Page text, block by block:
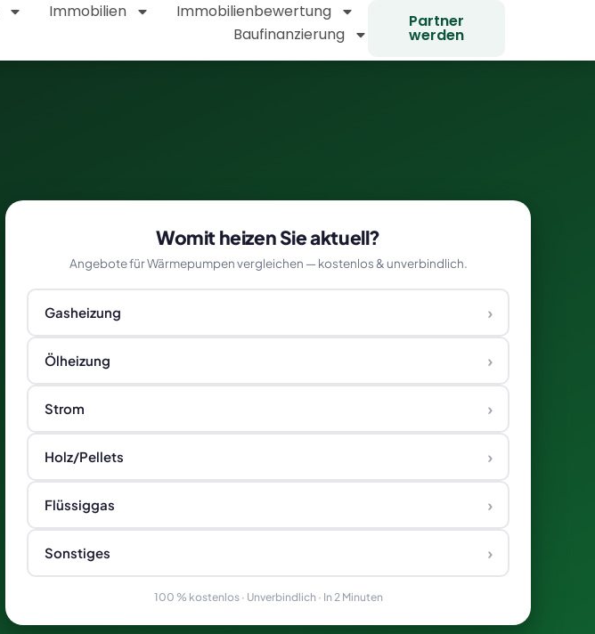
Immobilien
Immobilienbewertung
Baufinanzierung
Partner
werden
Womit heizen Sie aktuell?
Angebote für Wärmepumpen vergleichen — kostenlos & unverbindlich.
Gasheizung ›
Ölheizung ›
Strom ›
Holz/Pellets ›
Flüssiggas ›
Sonstiges ›
100 % kostenlos · Unverbindlich · In 2 Minuten